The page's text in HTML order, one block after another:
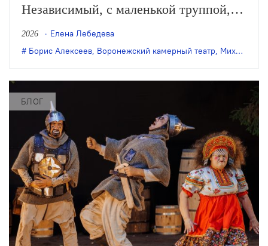
Независимый, с маленькой труппой,
он все очевиднее становится
художественным явлением в
деятельность – феноменом
постоянного обновления сценического
искусства. Елена Лебедева вспоминает
главные события в истории этого
театра.
2026
Елена Лебедева
Борис Алексеев, Воронежский камерный театр, Михаил Бычков
БЛОГ